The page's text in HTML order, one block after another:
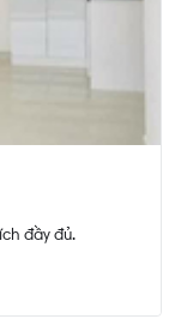
đầy đủ.